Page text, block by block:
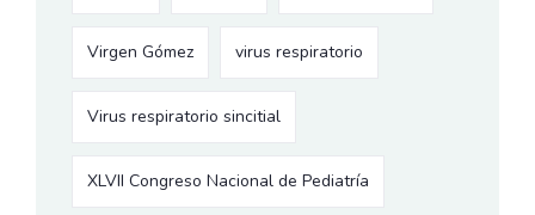
Virgen Gómez virus respiratorio
Virus respiratorio sincitial
XLVII Congreso Nacional de Pediatría